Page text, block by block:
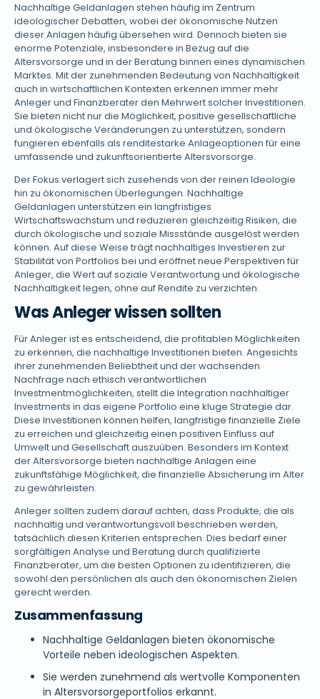
Nachhaltige Geldanlagen stehen häufig im Zentrum
ideologischer Debatten, wobei der ökonomische Nutzen
dieser Anlagen häufig übersehen wird. Dennoch bieten sie
enorme Potenziale, insbesondere in Bezug auf die
Altersvorsorge und in der Beratung binnen eines dynamischen
Marktes. Mit der zunehmenden Bedeutung von Nachhaltigkeit
auch in wirtschaftlichen Kontexten erkennen immer mehr
Anleger und Finanzberater den Mehrwert solcher Investitionen.
Sie bieten nicht nur die Möglichkeit, positive gesellschaftliche
und ökologische Veränderungen zu unterstützen, sondern
fungieren ebenfalls als renditestarke Anlageoptionen für eine
umfassende und zukunftsorientierte Altersvorsorge.
Der Fokus verlagert sich zusehends von der reinen Ideologie
hin zu ökonomischen Überlegungen. Nachhaltige
Geldanlagen unterstützen ein langfristiges
Wirtschaftswachstum und reduzieren gleichzeitig Risiken, die
durch ökologische und soziale Missstände ausgelöst werden
können. Auf diese Weise trägt nachhaltiges Investieren zur
Stabilität von Portfolios bei und eröffnet neue Perspektiven für
Anleger, die Wert auf soziale Verantwortung und ökologische
Nachhaltigkeit legen, ohne auf Rendite zu verzichten.
Was Anleger wissen sollten
Für Anleger ist es entscheidend, die profitablen Möglichkeiten
zu erkennen, die nachhaltige Investitionen bieten. Angesichts
ihrer zunehmenden Beliebtheit und der wachsenden
Nachfrage nach ethisch verantwortlichen
Investmentmöglichkeiten, stellt die Integration nachhaltiger
Investments in das eigene Portfolio eine kluge Strategie dar.
Diese Investitionen können helfen, langfristige finanzielle Ziele
zu erreichen und gleichzeitig einen positiven Einfluss auf
Umwelt und Gesellschaft auszuüben. Besonders im Kontext
der Altersvorsorge bieten nachhaltige Anlagen eine
zukunftsfähige Möglichkeit, die finanzielle Absicherung im Alter
zu gewährleisten.
Anleger sollten zudem darauf achten, dass Produkte, die als
nachhaltig und verantwortungsvoll beschrieben werden,
tatsächlich diesen Kriterien entsprechen. Dies bedarf einer
sorgfältigen Analyse und Beratung durch qualifizierte
Finanzberater, um die besten Optionen zu identifizieren, die
sowohl den persönlichen als auch den ökonomischen Zielen
gerecht werden.
Zusammenfassung
Nachhaltige Geldanlagen bieten ökonomische
Vorteile neben ideologischen Aspekten.
Sie werden zunehmend als wertvolle Komponenten
in Altersvorsorgeportfolios erkannt.